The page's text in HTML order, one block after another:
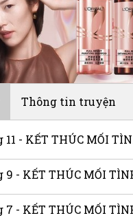
Thông tin truyện